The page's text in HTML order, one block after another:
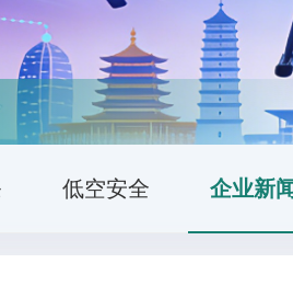
低空安全 企业新闻